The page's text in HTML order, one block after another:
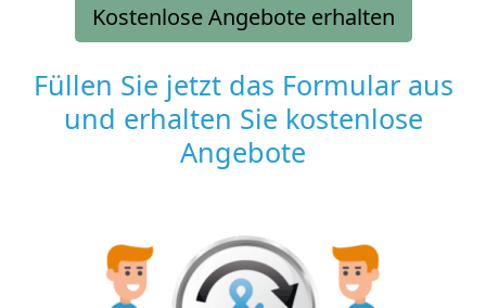
Kostenlose Angebote erhalten
Füllen Sie jetzt das Formular aus
und erhalten Sie kostenlose
Angebote